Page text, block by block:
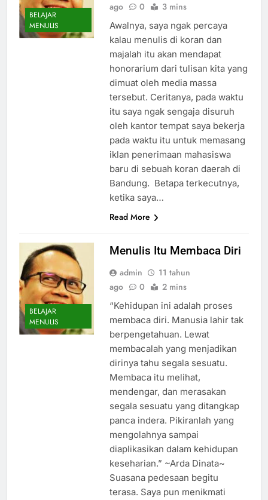
BELAJAR
MENULIS
ago
0 3 mins
Awalnya, saya ngak percaya
kalau menulis di koran dan
majalah itu akan mendapat
honorarium dari tulisan kita yang
dimuat oleh media massa
tersebut. Ceritanya, pada waktu
itu saya ngak sengaja disuruh
oleh kantor tempat saya bekerja
pada waktu itu untuk memasang
iklan penerimaan mahasiswa
baru di sebuah koran daerah di
Bandung. Betapa terkecutnya,
ketika saya…
Read More
BELAJAR
MENULIS
Menulis Itu Membaca Diri
admin
11 tahun
ago
0 2 mins
“Kehidupan ini adalah proses
membaca diri. Manusia lahir tak
berpengetahuan. Lewat
membacalah yang menjadikan
dirinya tahu segala sesuatu.
Membaca itu melihat,
mendengar, dan merasakan
segala sesuatu yang ditangkap
panca indera. Pikiranlah yang
mengolahnya sampai
diaplikasikan dalam kehidupan
keseharian.” ~Arda Dinata~
Suasana pedesaan begitu
terasa. Saya pun menikmati